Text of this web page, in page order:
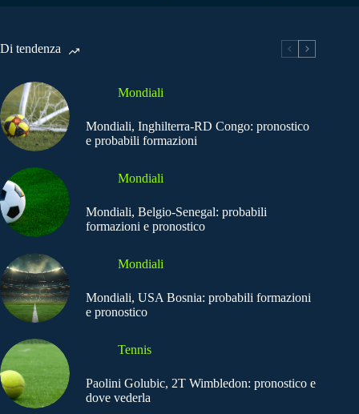
Di tendenza
Mondiali
Mondiali, Inghilterra-RD Congo: pronostico
e probabili formazioni
Mondiali
Mondiali, Belgio-Senegal: probabili
formazioni e pronostico
Mondiali
Mondiali, USA Bosnia: probabili formazioni
e pronostico
Tennis
Paolini Golubic, 2T Wimbledon: pronostico e
dove vederla